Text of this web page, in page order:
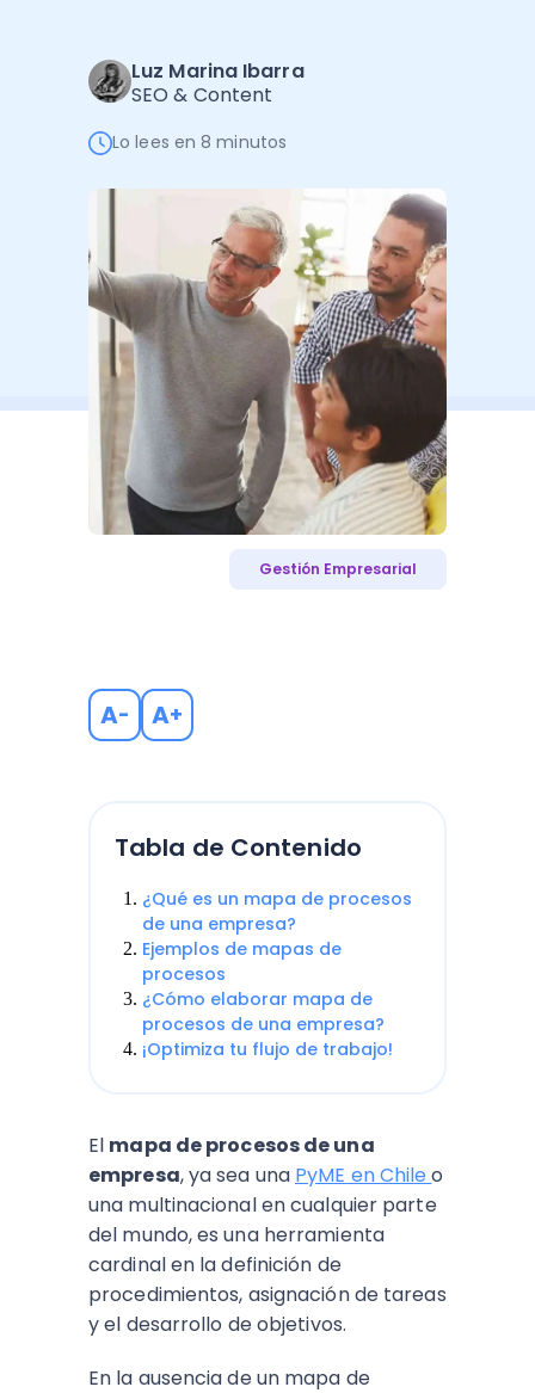
Ver todo
Ver Todo
Luz Marina Ibarra
SEO & Content
Lo lees en 8 minutos
Gestión Empresarial
A- A+
Tabla de Contenido
¿Qué es un mapa de procesos
de una empresa?
Ejemplos de mapas de
procesos
¿Cómo elaborar mapa de
procesos de una empresa?
¡Optimiza tu flujo de trabajo!
El mapa de procesos de una
empresa, ya sea una PyME en Chileo
una multinacional en cualquier parte
del mundo, es una herramienta
cardinal en la definición de
procedimientos, asignación de tareas
y el desarrollo de objetivos.
En la ausencia de un mapa de